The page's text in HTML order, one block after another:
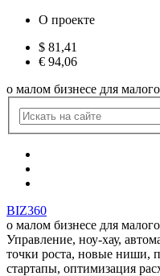
О проекте
$ 81,41
€ 94,06
о малом бизнесе для
BIZ360
о малом бизнесе для
Управление, ноу-хау,
точки роста, новые ниши,
стартапы, оптимизация